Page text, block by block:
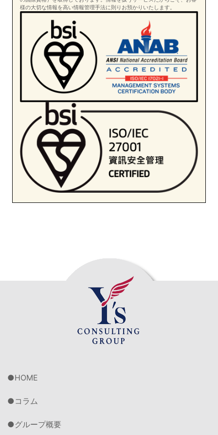
様の大切な情報を高い情報管理手法に則りお預かりいたします。
HOME
コラム
グループ概要